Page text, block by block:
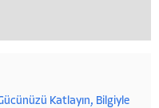
Katlayın, Bilgiyle